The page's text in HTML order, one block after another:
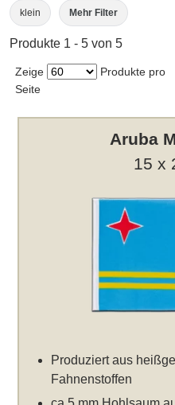
klein Mehr Filter
Produkte 1 - 5 von 5
Zeige
Produkte pro
Seite
Aruba
15 x
Produziert aus
Fahnenstoffen